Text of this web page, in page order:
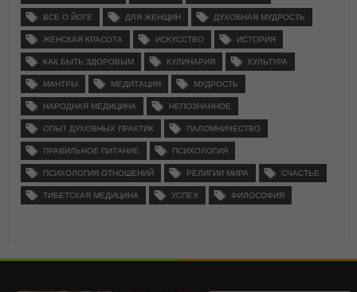
ВСЕ О ЙОГЕ ДЛЯ ЖЕНЩИН ДУХОВНАЯ МУДРОСТЬ
ЖЕНСКАЯ КРАСОТА ИСКУССТВО ИСТОРИЯ
КАК БЫТЬ ЗДОРОВЫМ КУЛИНАРИЯ КУЛЬТУРА
МАНТРЫ МЕДИТАЦИЯ МУДРОСТЬ
НАРОДНАЯ МЕДИЦИНА НЕПОЗНАННОЕ
ОПЫТ ДУХОВНЫХ ПРАКТИК ПАЛОМНИЧЕСТВО
ПРАВИЛЬНОЕ ПИТАНИЕ ПСИХОЛОГИЯ
ПСИХОЛОГИЯ ОТНОШЕНИЙ РЕЛИГИИ МИРА СЧАСТЬЕ
ТИБЕТСКАЯ МЕДИЦИНА УСПЕХ ФИЛОСОФИЯ